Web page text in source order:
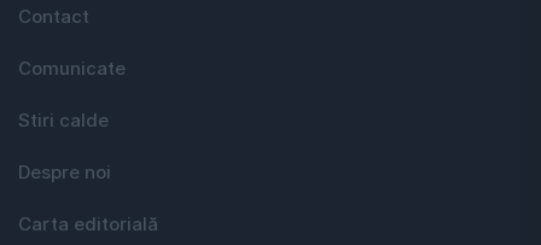
Contact
Comunicate
Stiri calde
Despre noi
Carta editorială